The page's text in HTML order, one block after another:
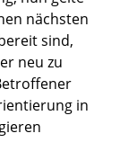
nächsten
sind,
neu zu
in